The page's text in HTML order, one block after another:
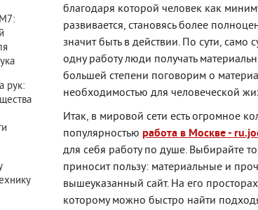
рук:
благодаря которой человек как
развивается, становясь более
значит быть в действии. По сути, само
одну работу люди получать
большей степени поговорим о
необходимостью для человеческой
Итак, в мировой сети есть огромное
популярностью работа в Москве -
для себя работу по душе. Выбирайте
приносит пользу: материальные и
вышеуказанный сайт. На его
которому можно быстро найти